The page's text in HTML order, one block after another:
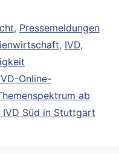
, Pressemeldungen
, IVD,
Online-
ab
Süd in Stuttgart